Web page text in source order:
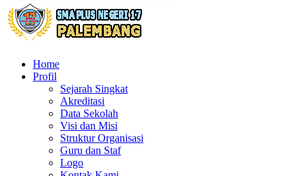
Home
Profil
Sejarah Singkat
Akreditasi
Data Sekolah
Visi dan Misi
Struktur Organisasi
Guru dan Staf
Logo